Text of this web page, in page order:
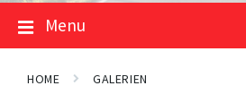
Menu
HOME GALERIEN